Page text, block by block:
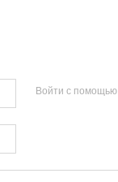
Войти с помощью